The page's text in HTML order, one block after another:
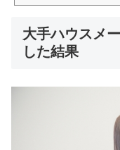
大手ハウスメ
した結果